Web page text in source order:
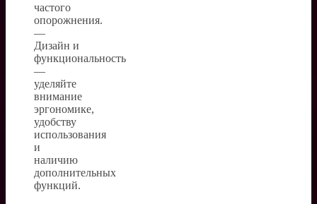
частого
опорожнения.
—
Дизайн и
функциональность
—
уделяйте
внимание
эргономике,
удобству
использования
и
наличию
дополнительных
функций.